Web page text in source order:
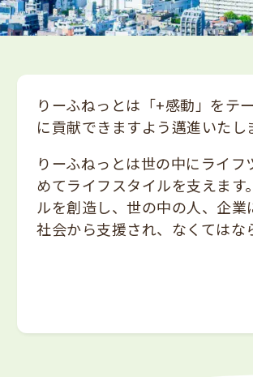
りーふねっとは「+感動」をテ
に貢献できますよう邁進いたし
りーふねっとは世の中にライ
めてライフスタイルを支えま
ルを創造し、世の中の人、企
社会から支援され、なくてはな